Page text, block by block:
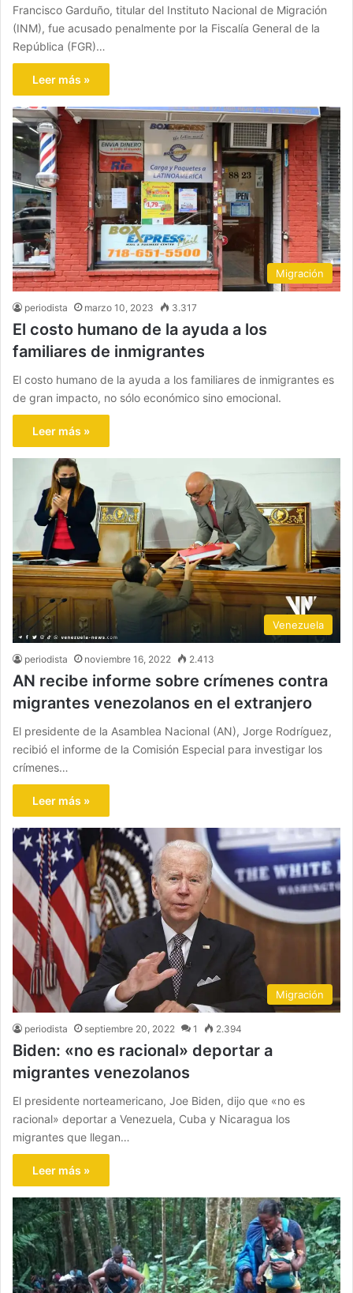
Francisco Garduño, titular del Instituto Nacional de Migración
(INM), fue acusado penalmente por la Fiscalía General de la
República (FGR)…
Leer más »
Migración
periodista marzo 10, 2023 3.317
El costo humano de la ayuda a los
familiares de inmigrantes
El costo humano de la ayuda a los familiares de inmigrantes es
de gran impacto, no sólo económico sino emocional.
Leer más »
Venezuela
periodista noviembre 16, 2022 2.413
AN recibe informe sobre crímenes contra
migrantes venezolanos en el extranjero
El presidente de la Asamblea Nacional (AN), Jorge Rodríguez,
recibió el informe de la Comisión Especial para investigar los
crímenes…
Leer más »
Migración
periodista septiembre 20, 2022 1 2.394
Biden: «no es racional» deportar a
migrantes venezolanos
El presidente norteamericano, Joe Biden, dijo que «no es
racional» deportar a Venezuela, Cuba y Nicaragua los
migrantes que llegan…
Leer más »